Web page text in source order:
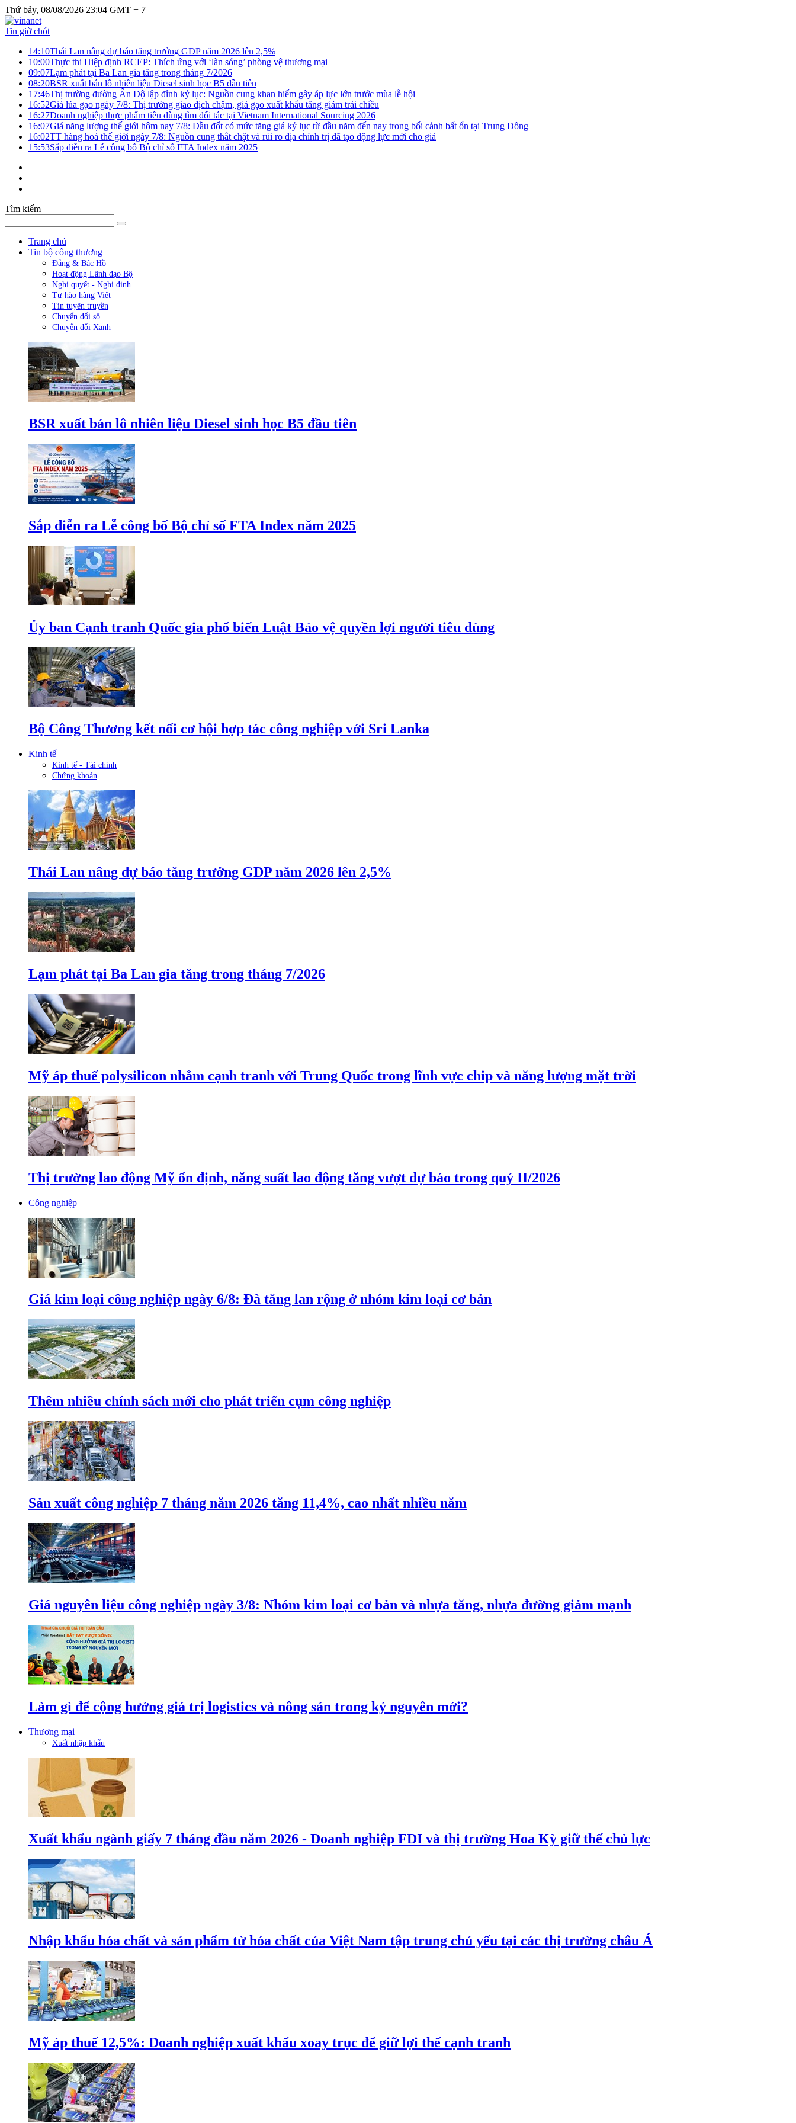
Thứ bảy, 08/08/2026 23:04 GMT + 7
Tin giờ chót
14:10Thái Lan nâng dự báo tăng trưởng GDP năm 2026 lên 2,5%
10:00Thực thi Hiệp định RCEP: Thích ứng với ‘làn sóng’ phòng vệ thương mại
09:07Lạm phát tại Ba Lan gia tăng trong tháng 7/2026
08:20BSR xuất bán lô nhiên liệu Diesel sinh học B5 đầu tiên
17:46Thị trường đường Ấn Độ lập đỉnh kỷ lục: Nguồn cung khan hiếm gây áp lực lớn trước mùa lễ hội
16:52Giá lúa gạo ngày 7/8: Thị trường giao dịch chậm, giá gạo xuất khẩu tăng giảm trái chiều
16:27Doanh nghiệp thực phẩm tiêu dùng tìm đối tác tại Vietnam International Sourcing 2026
16:07Giá năng lượng thế giới hôm nay 7/8: Dầu đốt có mức tăng giá kỷ lục từ đầu năm đến nay trong bối cảnh bất ổn tại Trung Đông
16:02TT hàng hoá thế giới ngày 7/8: Nguồn cung thắt chặt và rủi ro địa chính trị đã tạo động lực mới cho giá
15:53Sắp diễn ra Lễ công bố Bộ chỉ số FTA Index năm 2025
Tìm kiếm
Trang chủ
Tin bộ công thương
Đảng & Bác Hồ
Hoạt động Lãnh đạo Bộ
Nghị quyết - Nghị định
Tự hào hàng Việt
Tin tuyên truyền
Chuyển đổi số
Chuyển đổi Xanh
BSR xuất bán lô nhiên liệu Diesel sinh học B5 đầu tiên
Sắp diễn ra Lễ công bố Bộ chỉ số FTA Index năm 2025
Ủy ban Cạnh tranh Quốc gia phổ biến Luật Bảo vệ quyền lợi người tiêu dùng
Bộ Công Thương kết nối cơ hội hợp tác công nghiệp với Sri Lanka
Kinh tế
Kinh tế - Tài chính
Chứng khoán
Thái Lan nâng dự báo tăng trưởng GDP năm 2026 lên 2,5%
Lạm phát tại Ba Lan gia tăng trong tháng 7/2026
Mỹ áp thuế polysilicon nhằm cạnh tranh với Trung Quốc trong lĩnh vực chip và năng lượng mặt trời
Thị trường lao động Mỹ ổn định, năng suất lao động tăng vượt dự báo trong quý II/2026
Công nghiệp
Giá kim loại công nghiệp ngày 6/8: Đà tăng lan rộng ở nhóm kim loại cơ bản
Thêm nhiều chính sách mới cho phát triển cụm công nghiệp
Sản xuất công nghiệp 7 tháng năm 2026 tăng 11,4%, cao nhất nhiều năm
Giá nguyên liệu công nghiệp ngày 3/8: Nhóm kim loại cơ bản và nhựa tăng, nhựa đường giảm mạnh
Làm gì để cộng hưởng giá trị logistics và nông sản trong kỷ nguyên mới?
Thương mại
Xuất nhập khẩu
Xuất khẩu ngành giấy 7 tháng đầu năm 2026 - Doanh nghiệp FDI và thị trường Hoa Kỳ giữ thế chủ lực
Nhập khẩu hóa chất và sản phẩm từ hóa chất của Việt Nam tập trung chủ yếu tại các thị trường châu Á
Mỹ áp thuế 12,5%: Doanh nghiệp xuất khẩu xoay trục để giữ lợi thế cạnh tranh